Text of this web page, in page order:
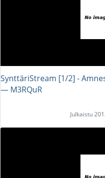
SynttäriStream [1/2] -
― M3RQuR
Julkaistu